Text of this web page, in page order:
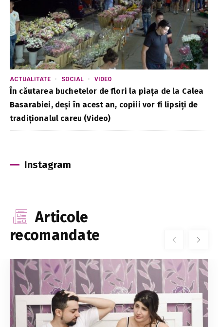
ACTUALITATE SOCIAL VIDEO
În căutarea buchetelor de flori la piața de la Calea
Basarabiei, deși în acest an, copiii vor fi lipsiți de
tradiționalul careu (Video)
Instagram
Articole
recomandate